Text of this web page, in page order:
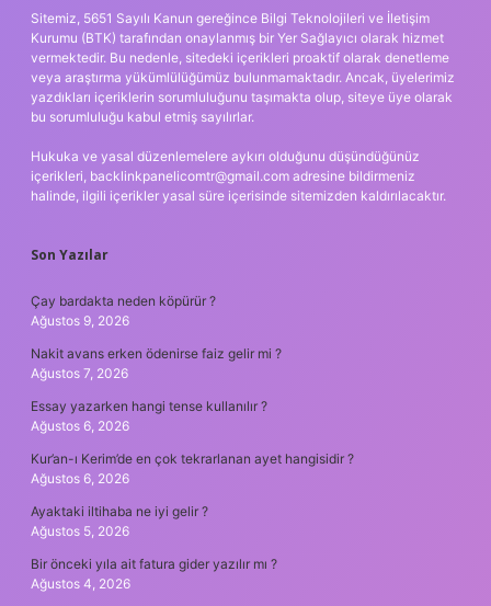
Sitemiz, 5651 Sayılı Kanun gereğince Bilgi Teknolojileri ve İletişim
Kurumu (BTK) tarafından onaylanmış bir Yer Sağlayıcı olarak hizmet
vermektedir. Bu nedenle, sitedeki içerikleri proaktif olarak denetleme
veya araştırma yükümlülüğümüz bulunmamaktadır. Ancak, üyelerimiz
yazdıkları içeriklerin sorumluluğunu taşımakta olup, siteye üye olarak
bu sorumluluğu kabul etmiş sayılırlar.
Hukuka ve yasal düzenlemelere aykırı olduğunu düşündüğünüz
içerikleri, backlinkpanelicomtr@gmail.com adresine bildirmeniz
halinde, ilgili içerikler yasal süre içerisinde sitemizden kaldırılacaktır.
Son Yazılar
Çay bardakta neden köpürür ?
Ağustos 9, 2026
Nakit avans erken ödenirse faiz gelir mi ?
Ağustos 7, 2026
Essay yazarken hangi tense kullanılır ?
Ağustos 6, 2026
Kur’an-ı Kerim’de en çok tekrarlanan ayet hangisidir ?
Ağustos 6, 2026
Ayaktaki iltihaba ne iyi gelir ?
Ağustos 5, 2026
Bir önceki yıla ait fatura gider yazılır mı ?
Ağustos 4, 2026